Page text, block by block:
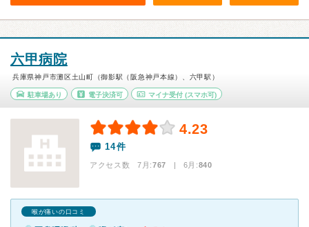
六甲病院
兵庫県神戸市灘区土山町（御影駅（阪急神戸本線）、六甲駅）
駐車場あり 電子決済可 マイナ受付 (スマホ可)
4.23
14件
アクセス数 7月:767 | 6月:840
喉が痛いの口コミ